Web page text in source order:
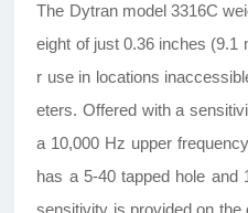
The Dytran model 3316C
eight of just 0.36 inches (9.1
r use in locations
eters. Offered with a
a 10,000 Hz upper
has a 5-40 tapped hole and